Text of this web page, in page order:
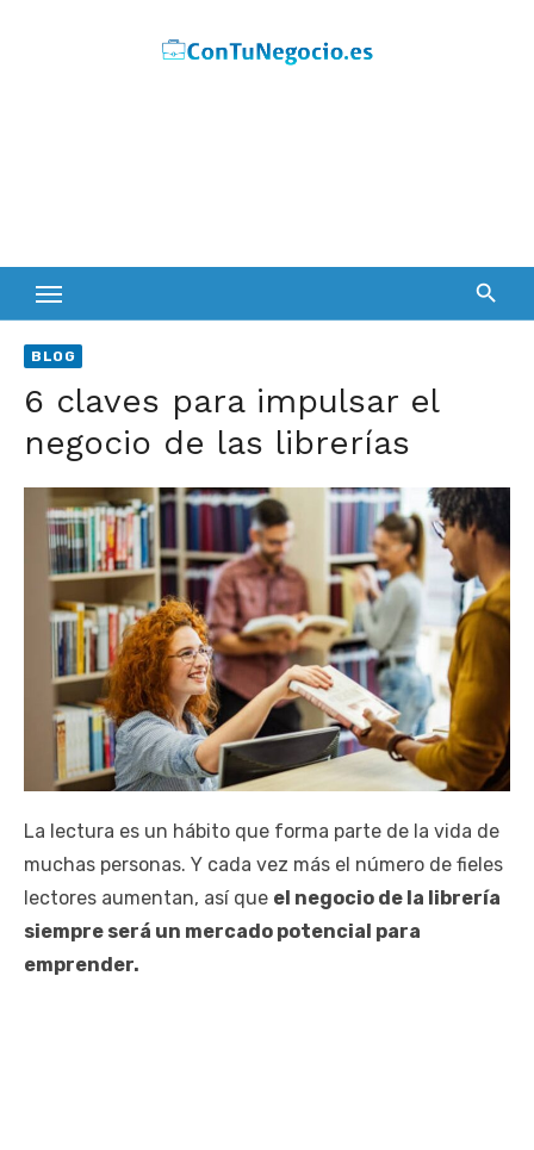
BLOG
6 claves para impulsar el
negocio de las librerías
La lectura es un hábito que forma parte de la vida de
muchas personas. Y cada vez más el número de fieles
lectores aumentan, así que el negocio de la librería
siempre será un mercado potencial para
emprender.